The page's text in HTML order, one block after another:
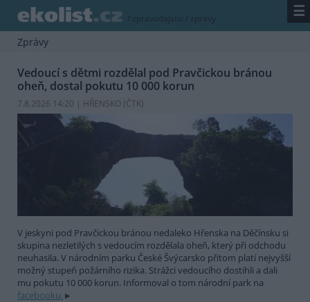
/ zpravodajství / zprávy ☰
Zprávy
Vedoucí s dětmi rozdělal pod Pravčickou bránou
oheň, dostal pokutu 10 000 korun
7.8.2026 14:20 | HŘENSKO (ČTK)
V jeskyni pod Pravčickou bránou nedaleko Hřenska na Děčínsku si
skupina nezletilých s vedoucím rozdělala oheň, který při odchodu
neuhasila. V národním parku České Švýcarsko přitom platí nejvyšší
možný stupeň požárního rizika. Strážci vedoucího dostihli a dali
mu pokutu 10 000 korun. Informoval o tom národní park na
facebooku.